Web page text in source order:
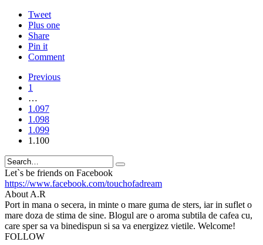
Tweet
Plus one
Share
Pin it
Comment
Previous
1
…
1.097
1.098
1.099
1.100
Search
Let`s be friends on Facebook
https://www.facebook.com/touchofadream
About A.R
Port in mana o secera, in minte o mare guma de sters, iar in suflet o
mare doza de stima de sine. Blogul are o aroma subtila de cafea cu,
care sper sa va binedispun si sa va energizez vietile. Welcome!
FOLLOW